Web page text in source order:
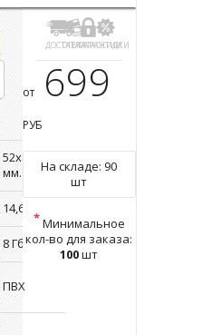
52х8х41
мм.
14,65 г.
8 Гб.
ПВХ
ДОСТАВКА
ОПЛАТАГАРАНТИИ
СКИДКИ
от 699
РУБ
На складе: 90
шт
*Минимальное
кол-во для заказа:
100шт